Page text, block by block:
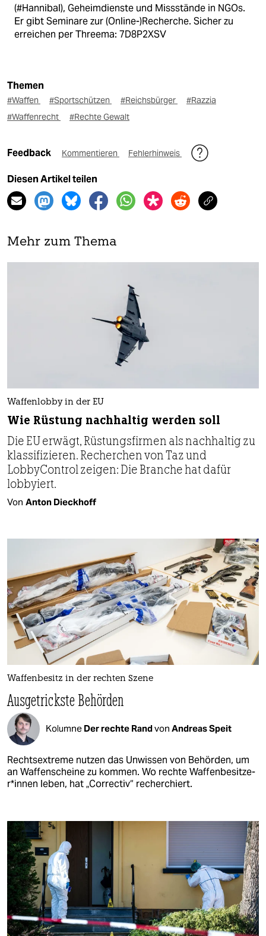
(#Hannibal), Geheimdienste und Missstände in NGOs.
Er gibt Seminare zur (Online-)Recherche. Sicher zu
erreichen per Threema: 7D8P2XSV
Themen
#Waffen #Sportschützen #Reichsbürger
#Razzia
#Waffenrecht
#Rechte Gewalt
Feedback Kommentieren Fehlerhinweis
Diesen Artikel teilen
Mehr zum Thema
Waffenlobby in der EU
Wie Rüstung nachhaltig werden soll
Die EU erwägt, Rüstungsfirmen als nachhaltig zu
klassifizieren. Recherchen von Taz und
LobbyControl zeigen: Die Branche hat dafür
lobbyiert.
Von Anton Dieckhoff
Waffenbesitz in der rechten Szene
Ausgetrickste Behörden
Kolumne Der rechte Randvon Andreas Speit
Rechtsextreme nutzen das Unwissen von Behörden, um
an Waffenscheine zu kommen. Wo rechte Waf­fen­be­sit­ze­
r*in­nen leben, hat „Correctiv“ recherchiert.